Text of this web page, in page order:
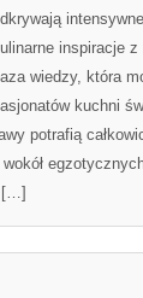
inspiracje
wiedzy, która
kuchni
potrafią
[…]